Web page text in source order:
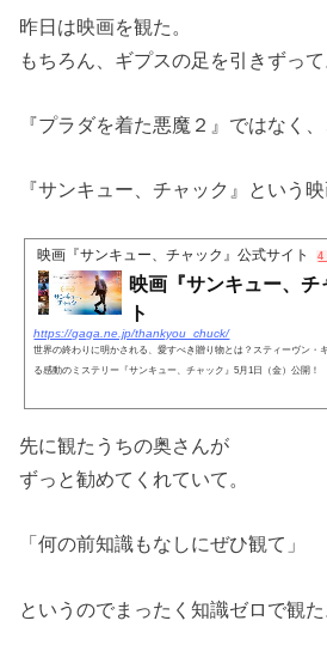
昨日は映画を観た。
もちろん、ギプスの足を引きずって
『プラダを着た悪魔２』ではなく、
『サンキュー、チャック』という映
映画『サンキュー、チャック』公式サイト 4
映画『サンキュー、チ
ト
https://gaga.ne.jp/thankyou_chuck/
世界の終わりに明かされる、愛すべき贈り物とは？スティーヴン・
る感動のミステリー『サンキュー、チャック』5月1日（金）公開！
先に観たうちの奥さんが
ずっと勧めてくれていて。
「何の前知識もなしにぜひ観て」
というのでまったく知識ゼロで観た